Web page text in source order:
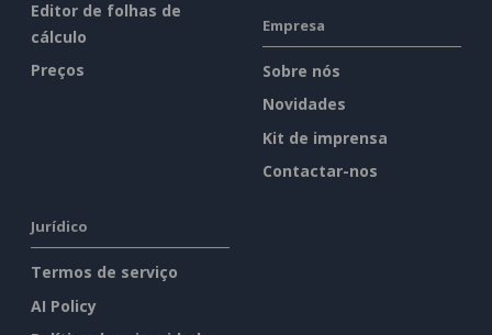
Editor de folhas de
cálculo
Preços
Empresa
Sobre nós
Novidades
Kit de imprensa
Contactar-nos
Jurídico
Termos de serviço
AI Policy